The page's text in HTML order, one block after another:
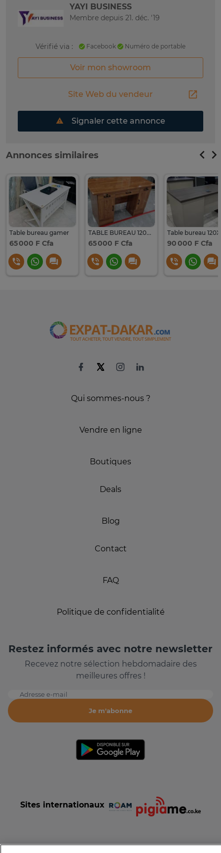
YAYI BUSINESS
Membre depuis 21. déc. '19
Vérifié via : Facebook Numéro de portable
Voir mon showroom
Site Web du vendeur
Signaler cette annonce
Annonces similaires
Table bureau gamer
65 000 F Cfa
TABLE BUREAU 120X60 cm
65 000 F Cfa 90 000 F Cfa
Qui sommes-nous ?
Vendre en ligne
Boutiques
Deals
Blog
Contact
FAQ
Politique de confidentialité
Restez informés avec notre newsletter
Recevez notre sélection hebdomadaire des
meilleures offres !
Adresse e-mail
Je m'abonne
Sites internationaux